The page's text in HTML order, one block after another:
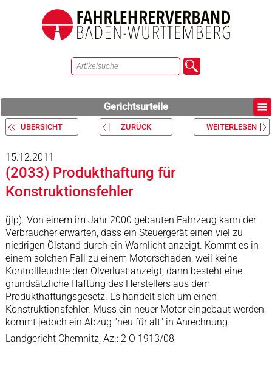
Gerichtsurteile
ÜBERSICHT ZURÜCK WEITERLESEN
15.12.2011
(2033) Produkthaftung für
Konstruktionsfehler
(jlp). Von einem im Jahr 2000 gebauten Fahrzeug kann der
Verbraucher erwarten, dass ein Steuergerät einen viel zu
niedrigen Ölstand durch ein Warnlicht anzeigt. Kommt es in
einem solchen Fall zu einem Motorschaden, weil keine
Kontrollleuchte den Ölverlust anzeigt, dann besteht eine
grundsätzliche Haftung des Herstellers aus dem
Produkthaftungsgesetz. Es handelt sich um einen
Konstruktionsfehler. Muss ein neuer Motor eingebaut werden,
kommt jedoch ein Abzug "neu für alt" in Anrechnung.
Landgericht Chemnitz, Az.: 2 O 1913/08